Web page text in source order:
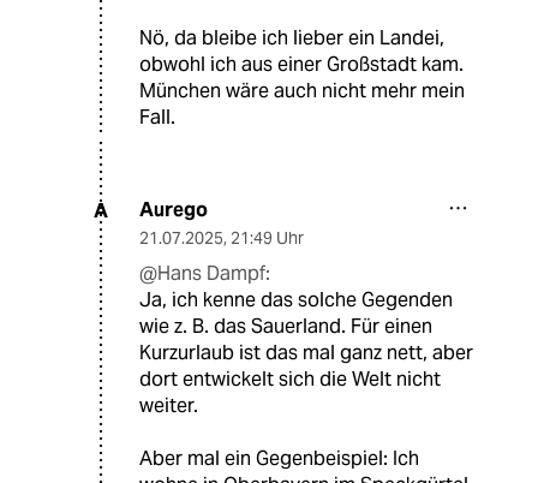
Nö, da bleibe ich lieber ein Landei,
obwohl ich aus einer Großstadt kam.
München wäre auch nicht mehr mein
Fall.
A Aurego
21.07.2025, 21:49 Uhr
@Hans Dampf:
Ja, ich kenne das solche Gegenden
wie z. B. das Sauerland. Für einen
Kurzurlaub ist das mal ganz nett, aber
dort entwickelt sich die Welt nicht
weiter.
Aber mal ein Gegenbeispiel: Ich